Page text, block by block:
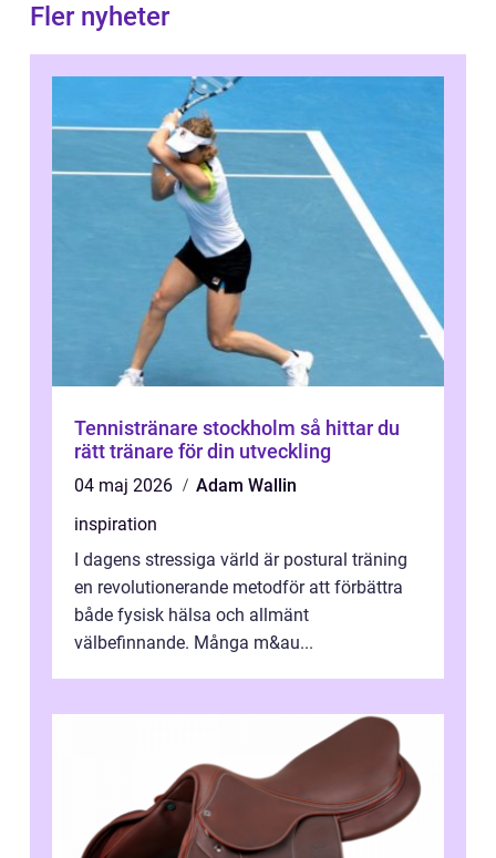
Fler nyheter
Tennistränare stockholm så hittar du
rätt tränare för din utveckling
04 maj 2026
Adam Wallin
inspiration
I dagens stressiga värld är postural träning
en revolutionerande metodför att förbättra
både fysisk hälsa och allmänt
välbefinnande. Många m&au...